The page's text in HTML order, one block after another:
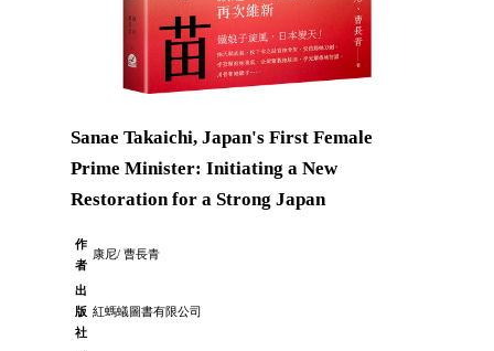
Sanae Takaichi, Japan's First Female
Prime Minister: Initiating a New
Restoration for a Strong Japan
作
者
康尼/ 曹長青
出
版
社
紅螞蟻圖書有限公司